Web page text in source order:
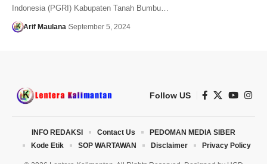
Indonesia (PGRI) Kabupaten Tanah Bumbu…
Arif Maulana September 5, 2024
Follow US
INFO REDAKSI Contact Us
PEDOMAN MEDIA SIBER
Kode Etik
SOP WARTAWAN Disclaimer Privacy Policy